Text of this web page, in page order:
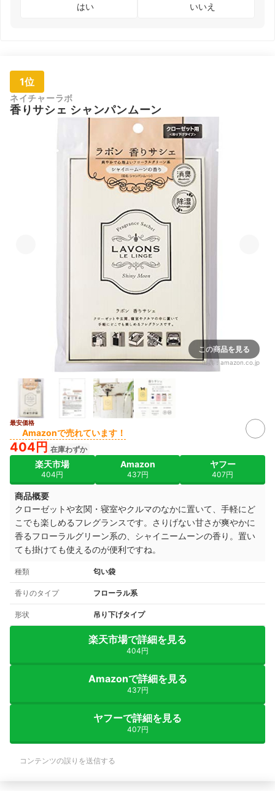
はい いいえ
1位
ネイチャーラボ
香りサシェ シャンパンムーン
この商品を見る
出典：amazon.co.jp
最安価格
Amazonで売れています！
404円 在庫わずか
楽天市場
404円
Amazon
437円
ヤフー
407円
商品概要
クローゼットや玄関・寝室やクルマのなかに置いて、手軽にど
こでも楽しめるフレグランスです。さりげない甘さが爽やかに
香るフローラルグリーン系の、シャイニームーンの香り。置い
ても掛けても使えるのが便利ですね。
種類 匂い袋
香りのタイプ フローラル系
形状 吊り下げタイプ
楽天市場で詳細を見る
404円
Amazonで詳細を見る
437円
ヤフーで詳細を見る
407円
コンテンツの誤りを送信する